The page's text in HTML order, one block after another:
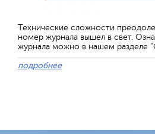
Технические сложности
номер журнала вышел в свет.
журнала можно в нашем разделе
подробнее